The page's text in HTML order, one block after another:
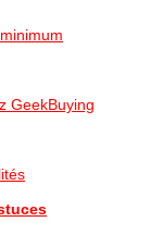
GeekBuying